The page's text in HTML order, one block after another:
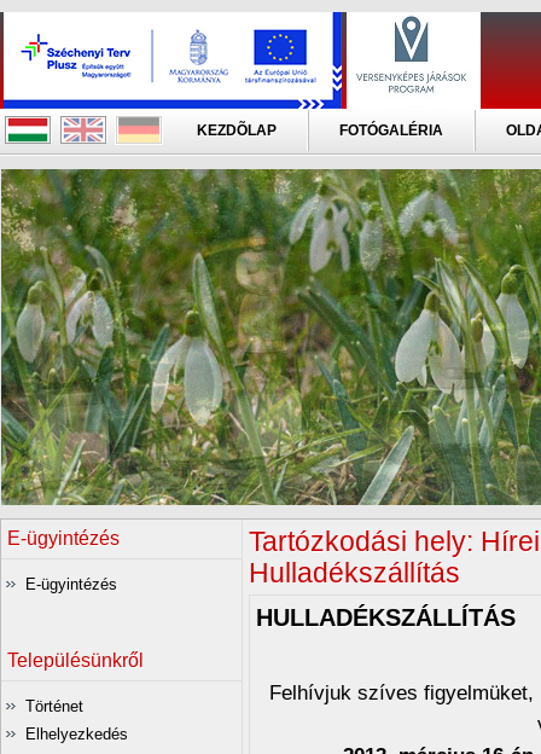
KEZDÕLAP FOTÓGALÉRIA
E-ügyintézés
E-ügyintézés
Településünkről
Történet
Elhelyezkedés
Tartózkodási hely:
Hulladékszállítás
HULLADÉKSZÁLLÍTÁS
Felhívjuk szíves